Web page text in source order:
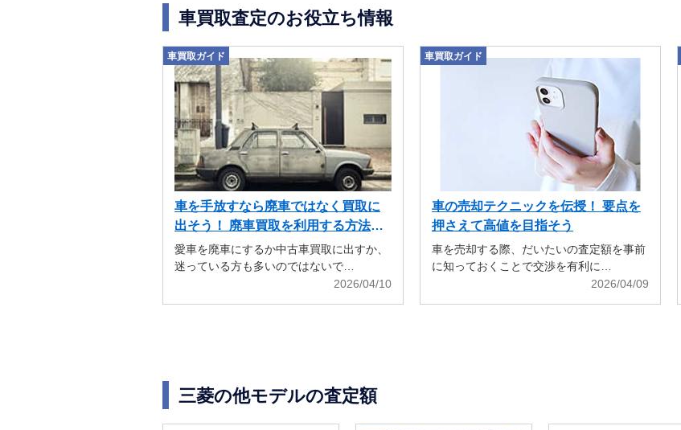
車買取査定のお役立ち情報
車買取ガイド
車を手放すなら廃車ではなく買取に
出そう！ 廃車買取を利用する方法も
解説
愛車を廃車にするか中古車買取に出すか、
迷っている方も多いのではないで…
2026/04/10
車買取ガイド
車の売却テクニックを伝授！ 要点を
押さえて高値を目指そう
車を売却する際、だいたいの査定額を事前
に知っておくことで交渉を有利に…
2026/04/09
三菱の他モデルの査定額